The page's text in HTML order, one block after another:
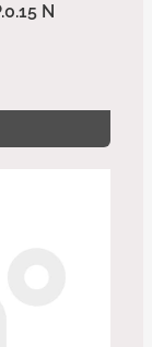
N